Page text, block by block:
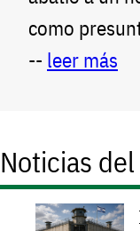
como
-- leer más
Noticias